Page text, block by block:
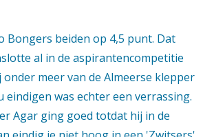
Bongers beiden op 4,5 punt. Dat
al in de aspirantencompetitie
meer van de Almeerse klepper
was echter een verrassing.
Agar ging goed totdat hij in de